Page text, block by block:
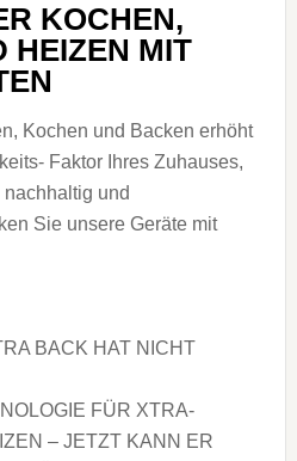
KOCHEN,
HEIZEN MIT
Kochen und Backen erhöht
Faktor Ihres Zuhauses,
und
Sie unsere Geräte mit
BACK HAT NICHT
FÜR XTRA-
– JETZT KANN ER